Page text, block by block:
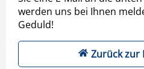
werden uns bei Ihnen
Geduld!
Zurück zur